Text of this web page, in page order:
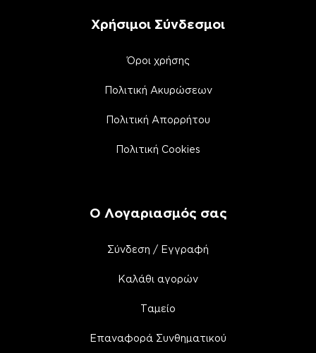
Χρήσιμοι Σύνδεσμοι
Όροι χρήσης
Πολιτική Ακυρώσεων
Πολιτική Απορρήτου
Πολιτική Cookies
Ο Λογαριασμός σας
Σύνδεση / Εγγραφή
Καλάθι αγορών
Ταμείο
Επαναφορά Συνθηματικού